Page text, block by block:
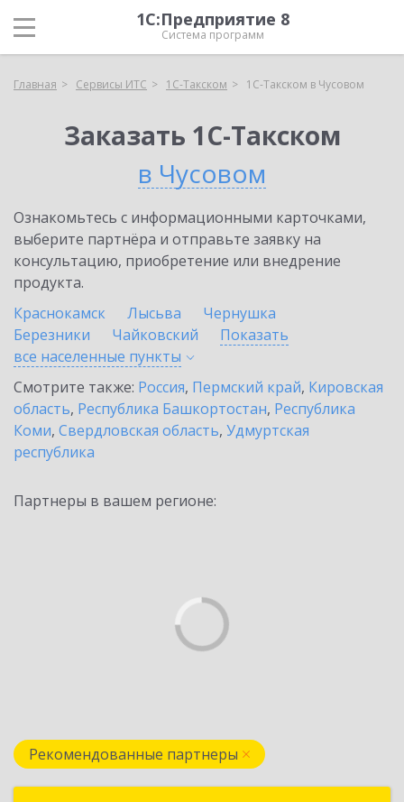
1С:Предприятие 8
Система программ
Главная Сервисы ИТС 1С-Такском 1С-Такском в Чусовом
Заказать 1С-Такском
в Чусовом
Ознакомьтесь с информационными карточками,
выберите партнёра и отправьте заявку на
консультацию, приобретение или внедрение
продукта.
Краснокамск
Лысьва
Чернушка
Березники
Чайковский
Показать
все населенные пункты
Смотрите также: Россия, Пермский край, Кировская
область, Республика Башкортостан, Республика
Коми, Свердловская область, Удмуртская
республика
Партнеры в вашем регионе:
Рекомендованные партнеры